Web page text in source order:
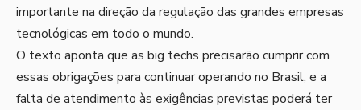
importante na direção da regulação das grandes empresas
tecnológicas em todo o mundo.
O texto aponta que as big techs precisarão cumprir com
essas obrigações para continuar operando no Brasil, e a
falta de atendimento às exigências previstas poderá ter